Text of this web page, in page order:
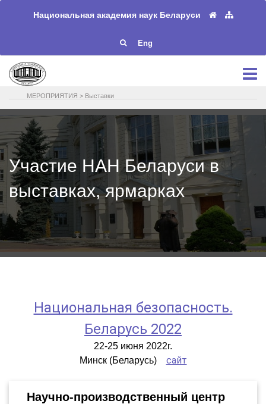
Национальная академия наук Беларуси
Eng
МЕРОПРИЯТИЯ > Выставки
Участие НАН Беларуси в
выставках, ярмарках
Национальная безопасность.
Беларусь 2022
22-25 июня 2022г.
Минск (Беларусь) сайт
Научно-производственный центр